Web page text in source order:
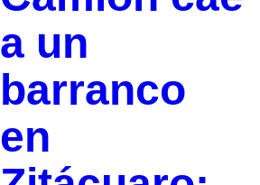
a un
barranco
en